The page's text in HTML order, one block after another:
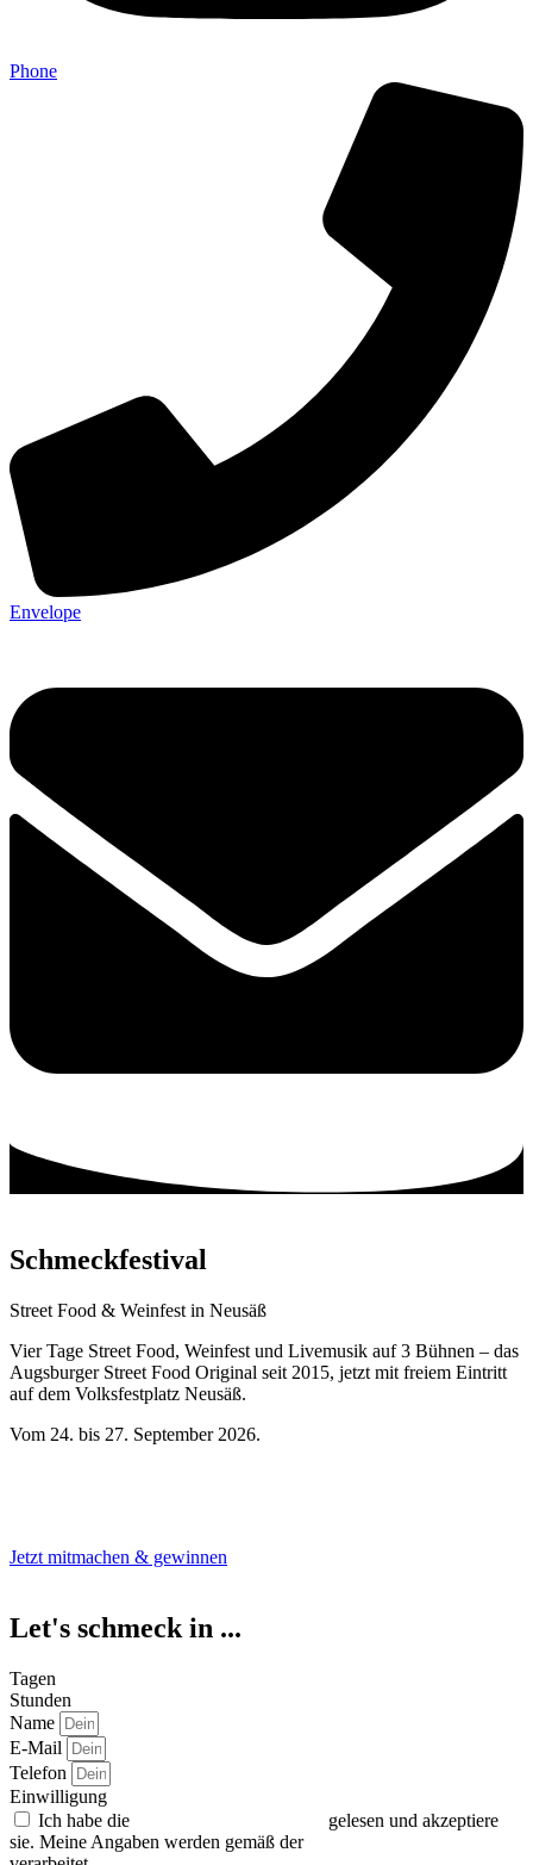
Phone
Envelope
Schmeckfestival
Street Food & Weinfest in Neusäß
Vier Tage Street Food, Weinfest und Livemusik auf 3 Bühnen – das
Augsburger Street Food Original seit 2015, jetzt mit freiem Eintritt
auf dem Volksfestplatz Neusäß.
Vom 24. bis 27. September 2026.
Jetzt mitmachen & gewinnen
Let's schmeck in ...
Tagen
Stunden
Name
E-Mail
Telefon
Einwilligung
Ich habe die
gelesen und akzeptiere
sie. Meine Angaben werden gemäß der